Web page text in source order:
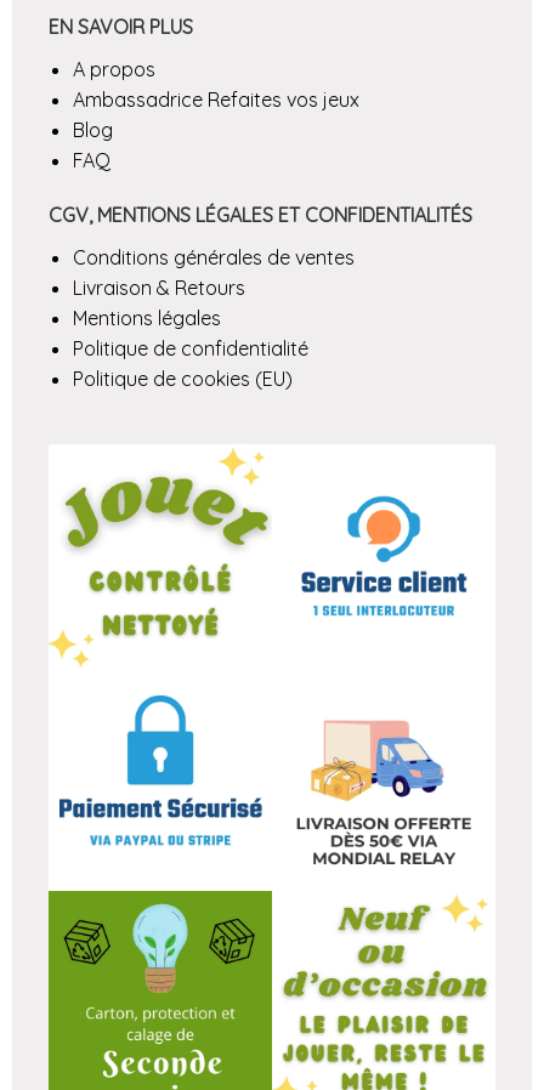
EN SAVOIR PLUS
A propos
Ambassadrice Refaites vos jeux
Blog
FAQ
CGV, MENTIONS LÉGALES ET CONFIDENTIALITÉS
Conditions générales de ventes
Livraison & Retours
Mentions légales
Politique de confidentialité
Politique de cookies (EU)